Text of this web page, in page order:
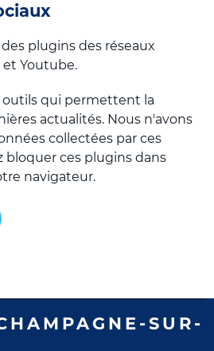
plugins des réseaux
et Youtube.
outils qui permettent la
actualités. Nous n'avons
collectées par ces
bloquer ces plugins dans
navigateur.
SUR-